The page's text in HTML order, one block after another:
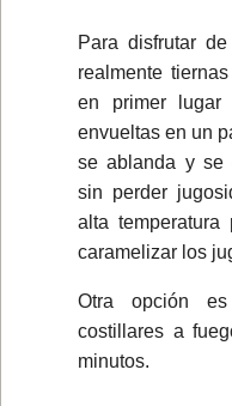
Para disfrutar
realmente
en primer lugar
envueltas en un
se ablanda y se
sin perder
alta
caramelizar los
Otra opción
costillares a
minutos.